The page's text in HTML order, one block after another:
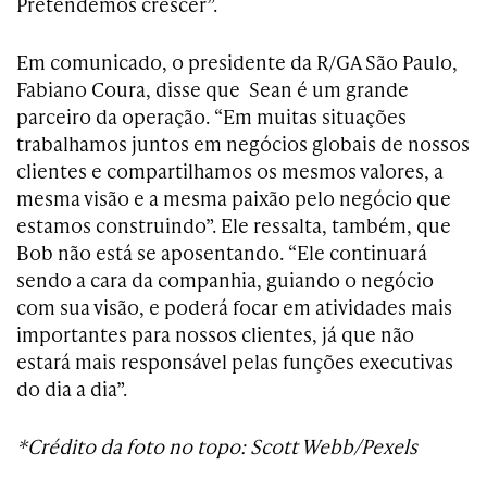
Em comunicado, o presidente da R/GA São Paulo,
Fabiano Coura, disse que Sean é um grande
parceiro da operação. “Em muitas situações
trabalhamos juntos em negócios globais de nossos
clientes e compartilhamos os mesmos valores, a
mesma visão e a mesma paixão pelo negócio que
estamos construindo”. Ele ressalta, também, que
Bob não está se aposentando. “Ele continuará
sendo a cara da companhia, guiando o negócio
com sua visão, e poderá focar em atividades mais
importantes para nossos clientes, já que não
estará mais responsável pelas funções executivas
do dia a dia”.
*Crédito da foto no topo: Scott Webb/Pexels